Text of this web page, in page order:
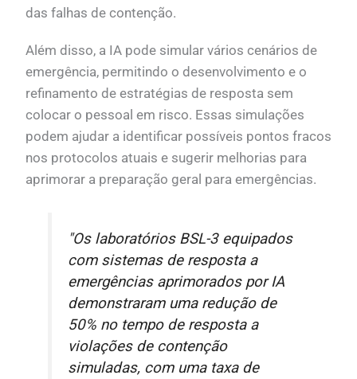
das falhas de contenção.
Além disso, a IA pode simular vários cenários de
emergência, permitindo o desenvolvimento e o
refinamento de estratégias de resposta sem
colocar o pessoal em risco. Essas simulações
podem ajudar a identificar possíveis pontos fracos
nos protocolos atuais e sugerir melhorias para
aprimorar a preparação geral para emergências.
"Os laboratórios BSL-3 equipados
com sistemas de resposta a
emergências aprimorados por IA
demonstraram uma redução de
50% no tempo de resposta a
violações de contenção
simuladas, com uma taxa de